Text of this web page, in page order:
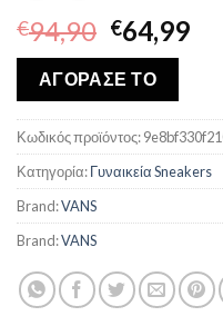
€94,90 Original
price
was:
€94,90.
€64,99Η
ΑΓΟΡΑΣΕ ΤΟ
Κωδικός προϊόντος:
Κατηγορία:Γυναικεία Sneakers
Brand:VANS
Brand:VANS